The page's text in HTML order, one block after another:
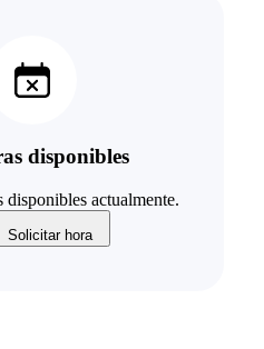
disponibles
disponibles actualmente.
Solicitar hora